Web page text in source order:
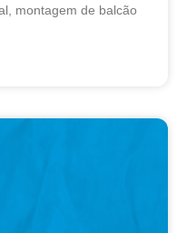
montagem de balcão